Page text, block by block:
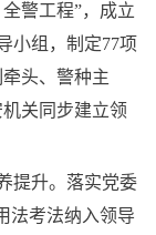
警工程”，成立
小组，制定77项
头、警种主
关同步建立领
升。落实党委
法考法纳入领导